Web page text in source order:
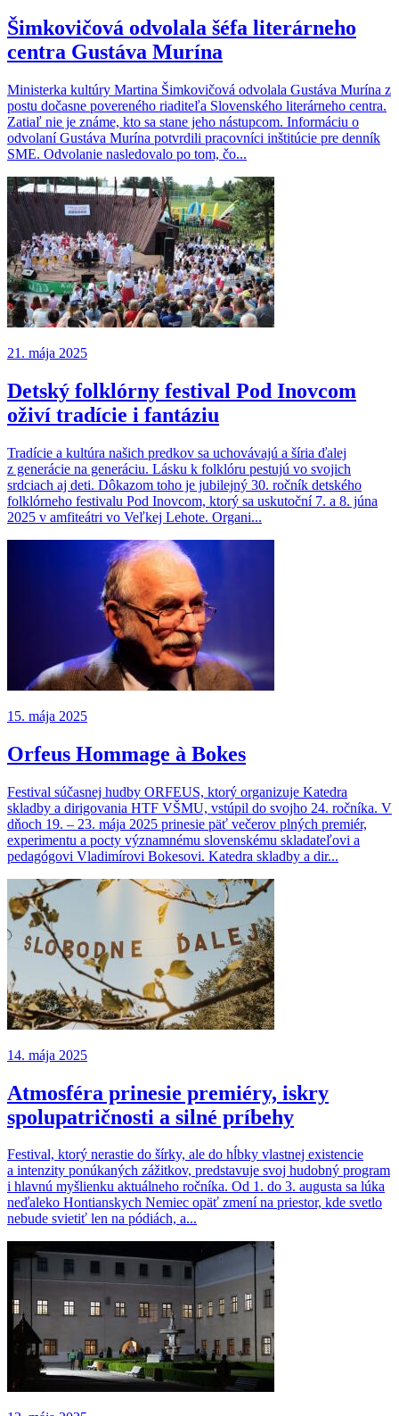
Šimkovičová odvolala šéfa literárneho
centra Gustáva Murína
Ministerka kultúry Martina Šimkovičová odvolala Gustáva Murína z
postu dočasne povereného riaditeľa Slovenského literárneho centra.
Zatiaľ nie je známe, kto sa stane jeho nástupcom. Informáciu o
odvolaní Gustáva Murína potvrdili pracovníci inštitúcie pre denník
SME. Odvolanie nasledovalo po tom, čo...
21. mája 2025
Detský folklórny festival Pod Inovcom
oživí tradície i fantáziu
Tradície a kultúra našich predkov sa uchovávajú a šíria ďalej
z generácie na generáciu. Lásku k folklóru pestujú vo svojich
srdciach aj deti. Dôkazom toho je jubilejný 30. ročník detského
folklórneho festivalu Pod Inovcom, ktorý sa uskutoční 7. a 8. júna
2025 v amfiteátri vo Veľkej Lehote. Organi...
15. mája 2025
Orfeus Hommage à Bokes
Festival súčasnej hudby ORFEUS, ktorý organizuje Katedra
skladby a dirigovania HTF VŠMU, vstúpil do svojho 24. ročníka. V
dňoch 19. – 23. mája 2025 prinesie päť večerov plných premiér,
experimentu a pocty významnému slovenskému skladateľovi a
pedagógovi Vladimírovi Bokesovi. Katedra skladby a dir...
14. mája 2025
Atmosféra prinesie premiéry, iskry
spolupatričnosti a silné príbehy
Festival, ktorý nerastie do šírky, ale do hĺbky vlastnej existencie
a intenzity ponúkaných zážitkov, predstavuje svoj hudobný program
i hlavnú myšlienku aktuálneho ročníka. Od 1. do 3. augusta sa lúka
neďaleko Hontianskych Nemiec opäť zmení na priestor, kde svetlo
nebude svietiť len na pódiách, a...